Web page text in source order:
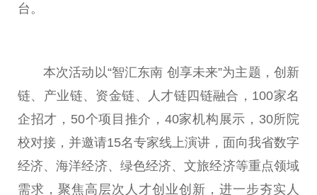
台。
本次活动以“智汇东南 创享未来”为主题，创新
链、产业链、资金链、人才链四链融合，100家名
企招才，50个项目推介，40家机构展示，30所院
校对接，并邀请15名专家线上演讲，面向我省数字
经济、海洋经济、绿色经济、文旅经济等重点领域
需求，聚焦高层次人才创业创新，进一步夯实人